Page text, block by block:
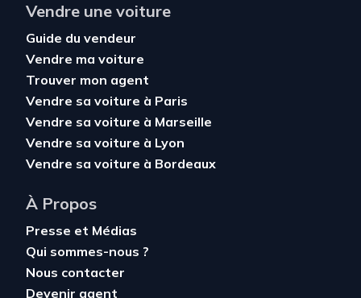
Vendre une voiture
Guide du vendeur
Vendre ma voiture
Trouver mon agent
Vendre sa voiture à Paris
Vendre sa voiture à Marseille
Vendre sa voiture à Lyon
Vendre sa voiture à Bordeaux
À Propos
Presse et Médias
Qui sommes-nous ?
Nous contacter
Devenir agent